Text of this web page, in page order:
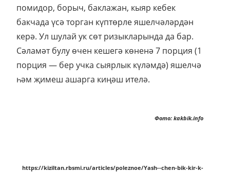
помидор, борыч, баклажан, кыяр кебек
бакчада үсә торган күптөрле яшелчәләрдән
керә. Ул шулай ук сөт ризыкларында да бар.
Сәламәт булу өчен кешегә көненә 7 порция (1
порция — бер учка сыярлык күләмдә) яшелчә
һәм җимеш ашарга киңәш ителә.
Фото: kakbik.info
https://kiziltan.rbsmi.ru/articles/poleznoe/Yash--chen-bik-kir-k-